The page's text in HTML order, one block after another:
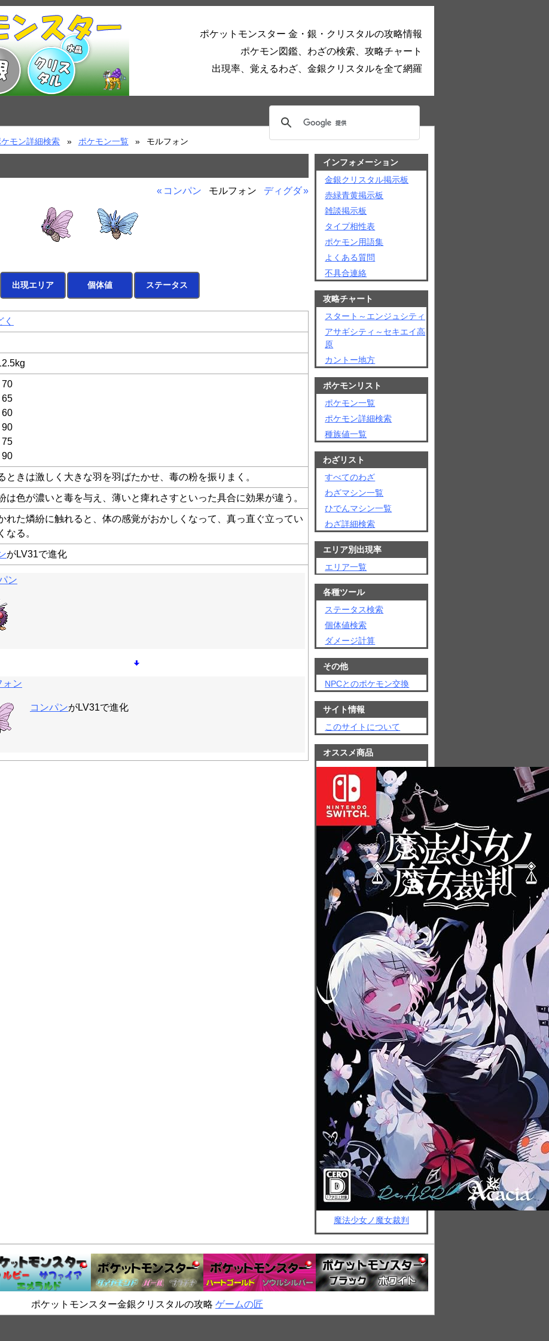
ポケットモンスター 金・銀・クリスタルの攻略情報
ポケモン図鑑、わざの検索、攻略チャート
出現率、覚えるわざ、金銀クリスタルを全て網羅
ケモン詳細検索 ポケモン一覧 モルフォン
コンパン モルフォン ディグダ
出現エリア 個体値 ステータス
く
70
65
60
90
75
90
ときは激しく大きな羽を羽ばたかせ、毒の粉を振りまく。
は色が濃いと毒を与え、薄いと痺れさすといった具合に効果が違う。
れた燐紛に触れると、体の感覚がおかしくなって、真っ直ぐ立ってい
なる。
がLV31で進化
ン
ォン
コンパンがLV31で進化
インフォメーション
金銀クリスタル掲示板
赤緑青黄掲示板
雑談掲示板
タイプ相性表
ポケモン用語集
よくある質問
不具合連絡
攻略チャート
スタート～エンジュシティ
アサギシティ～セキエイ高
原
カントー地方
ポケモンリスト
ポケモン一覧
ポケモン詳細検索
種族値一覧
わざリスト
すべてのわざ
わざマシン一覧
ひでんマシン一覧
わざ詳細検索
エリア別出現率
エリア一覧
各種ツール
ステータス検索
個体値検索
ダメージ計算
その他
NPCとのポケモン交換
サイト情報
このサイトについて
オススメ商品
魔法少女ノ魔女裁判
ポケットモンスター金銀クリスタルの攻略 ゲームの匠